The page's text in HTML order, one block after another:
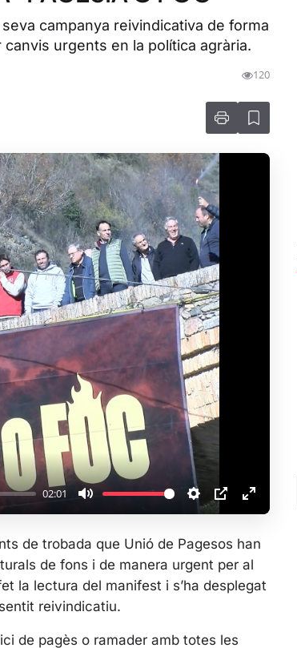
campanya reivindicativa de forma
urgents en la política agrària.
120
02:01
M
t
e
S
t
t
i
P
P
E
t
e
r
de trobada que Unió de Pagesos han
de fons i de manera urgent per al
la lectura del manifest i s’ha desplegat
reivindicatiu.
de pagès o ramader amb totes les